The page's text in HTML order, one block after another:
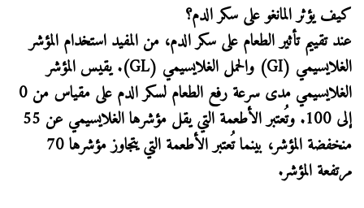
كيف يؤثر المانغو على سكر الدم؟
عند تقييم تأثير الطعام على سكر الدم، من المفيد استخدام المؤشر
الغلايسيمي (GI) والحمل الغلايسيمي (GL). يقيس المؤشر
الغلايسيمي مدى سرعة رفع الطعام لسكر الدم على مقياس من 0
إلى 100. وتُعتبر الأطعمة التي يقل مؤشرها الغلايسيمي عن 55
منخفضة المؤشر، بينما تُعتبر الأطعمة التي يتجاوز مؤشرها 70
مرتفعة المؤشر.